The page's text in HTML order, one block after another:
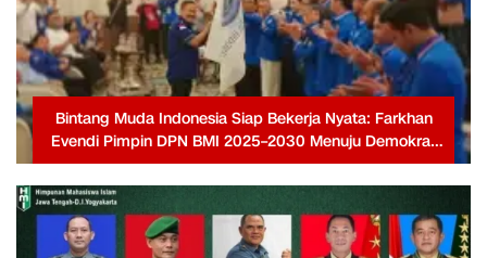
Bintang Muda Indonesia Siap Bekerja Nyata: Farkhan
Evendi Pimpin DPN BMI 2025–2030 Menuju Demokrat
Berjaya Kembali